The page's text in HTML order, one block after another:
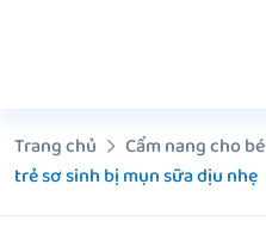
Trang chủ
Cẩm nang cho bé
trẻ sơ sinh bị mụn sữa dịu nhẹ